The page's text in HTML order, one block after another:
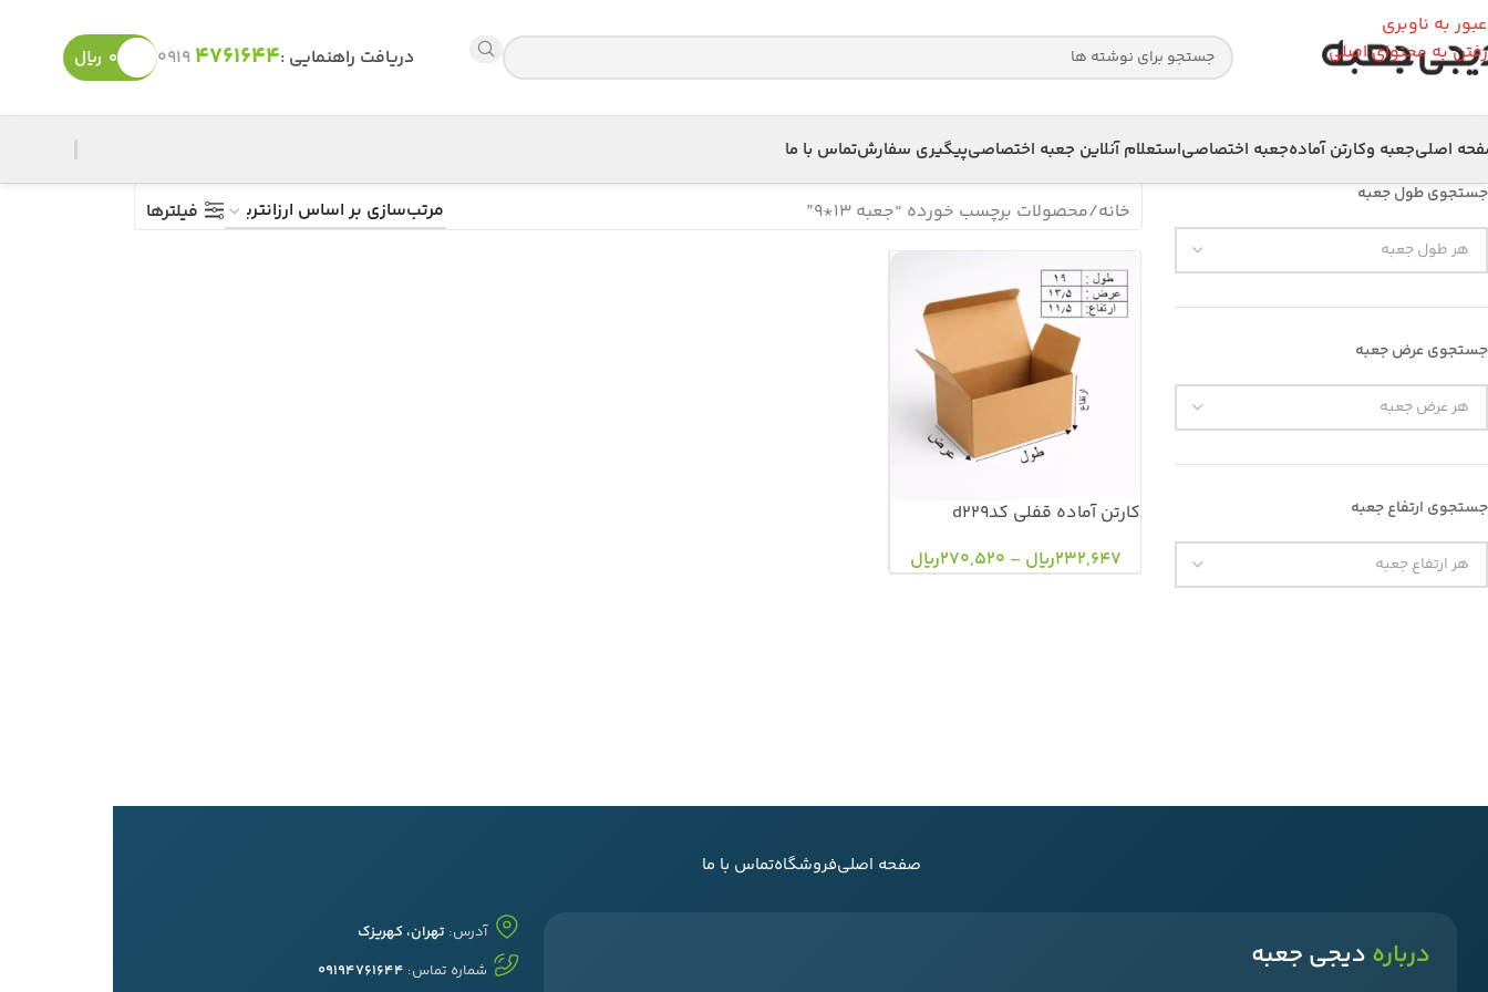
عبور به ناوبری
رفتن به محتوای اصلی
دریافت راهنمایی :4761644
0919
0 ریال
اصلیجعبه وکارتن آمادهجعبه اختصاصیاستعلام آنلاین جعبه اختصاصیپیگیری سفارشتماس با ما
جستجوی طول جعبه
جستجوی عرض جعبه
جستجوی ارتفاع جعبه
خانه محصولات برچسب خورده “جعبه 13*9” فیلترها
کارتن آماده قفلی کدd229
232,647ریال –
270,520ریال
صفحه اصلیفروشگاهتماس با ما
درباره دیجی جعبه
آدرس: تهران، کهریزک
شماره تماس: 09194761644